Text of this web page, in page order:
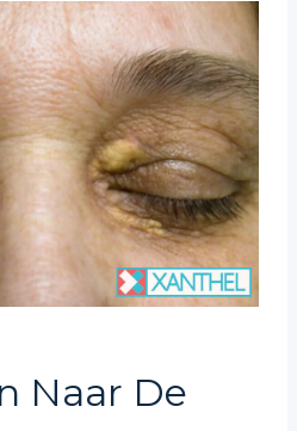
Naar De